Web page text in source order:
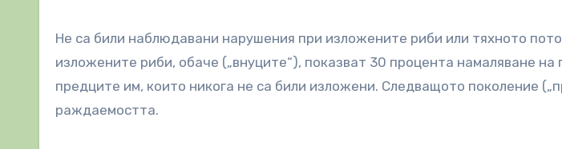
Не са били наблюдавани нарушения при изложените риби или тяхното
изложените риби, обаче („внуците“), показват 30 процента намаляване на
предците им, които никога не са били изложени. Следващото поколение
раждаемостта.